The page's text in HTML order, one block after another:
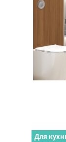
Для